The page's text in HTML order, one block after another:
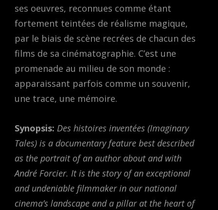
ses oeuvres, reconnues comme étant
fortement teintées de réalisme magique,
par le biais de scène recrées de chacun des
films de sa cinématographie. C’est une
promenade au milieu de son monde :
apparaissant parfois comme un souvenir,
une trace, une mémoire.
Synopsis: Des histoires inventées (Imaginary
Tales) is a documentary feature best described
as the portrait of an author about and with
André Forcier. It is the story of an exceptional
and undeniable filmmaker in our national
cinema’s landscape and a pillar at the heart of